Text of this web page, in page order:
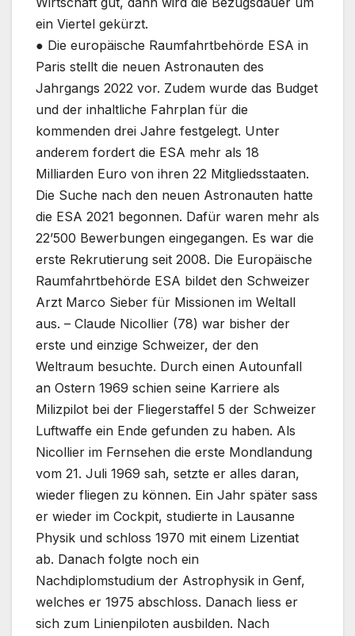
ein Viertel gekürzt.
● Die europäische Raumfahrtbehörde ESA in
Paris stellt die neuen Astronauten des
Jahrgangs 2022 vor. Zudem wurde das Budget
und der inhaltliche Fahrplan für die
kommenden drei Jahre festgelegt. Unter
anderem fordert die ESA mehr als 18
Milliarden Euro von ihren 22 Mitgliedsstaaten.
Die Suche nach den neuen Astronauten hatte
die ESA 2021 begonnen. Dafür waren mehr als
22’500 Bewerbungen eingegangen. Es war die
erste Rekrutierung seit 2008. Die Europäische
Raumfahrtbehörde ESA bildet den Schweizer
Arzt Marco Sieber für Missionen im Weltall
aus. – Claude Nicollier (78) war bisher der
erste und einzige Schweizer, der den
Weltraum besuchte. Durch einen Autounfall
an Ostern 1969 schien seine Karriere als
Milizpilot bei der Fliegerstaffel 5 der Schweizer
Luftwaffe ein Ende gefunden zu haben. Als
Nicollier im Fernsehen die erste Mondlandung
vom 21. Juli 1969 sah, setzte er alles daran,
wieder fliegen zu können. Ein Jahr später sass
er wieder im Cockpit, studierte in Lausanne
Physik und schloss 1970 mit einem Lizentiat
ab. Danach folgte noch ein
Nachdiplomstudium der Astrophysik in Genf,
welches er 1975 abschloss. Danach liess er
sich zum Linienpiloten ausbilden. Nach